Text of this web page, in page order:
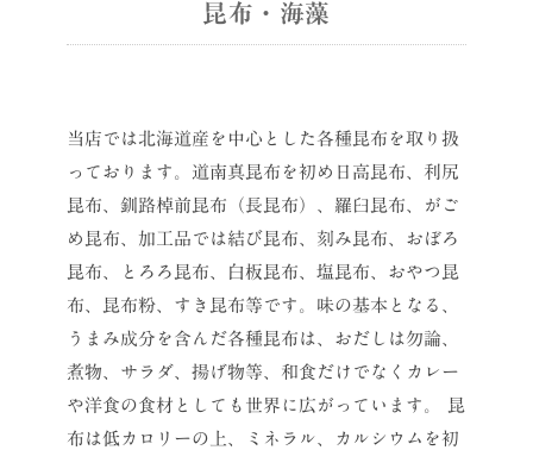
昆布・海藻
当店では北海道産を中心とした各種昆布を取り扱
っております。道南真昆布を初め日高昆布、利尻
昆布、釧路棹前昆布（長昆布）、羅臼昆布、がご
め昆布、加工品では結び昆布、刻み昆布、おぼろ
昆布、とろろ昆布、白板昆布、塩昆布、おやつ昆
布、昆布粉、すき昆布等です。味の基本となる、
うまみ成分を含んだ各種昆布は、おだしは勿論、
煮物、サラダ、揚げ物等、和食だけでなくカレー
や洋食の食材としても世界に広がっています。
昆
布は低カロリーの上、ミネラル、カルシウムを初